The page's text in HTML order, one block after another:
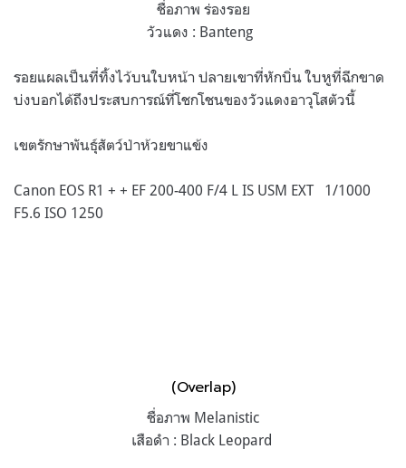
ชื่อภาพ ร่องรอย
วัวแดง : Banteng
รอยแผลเป็นที่ทิ้งไว้บนใบหน้า ปลายเขาที่หักบิ่น ใบหูที่ฉีกขาด
บ่งบอกได้ถึงประสบการณ์ที่โชกโชนของวัวแดงอาวุโสตัวนี้
เขตรักษาพันธุ์สัตว์ป่าห้วยขาแข้ง
Canon EOS R1 + + EF 200-400 F/4 L IS USM EXT 1/1000
F5.6 ISO 1250
(Overlap)
ชื่อภาพ Melanistic
เสือดำ : Black Leopard